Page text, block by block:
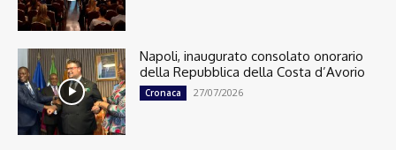
Napoli, inaugurato consolato onorario
della Repubblica della Costa d’Avorio
Cronaca 27/07/2026